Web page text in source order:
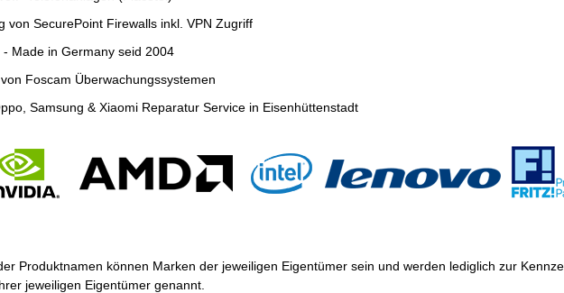
von SecurePoint Firewalls inkl. VPN Zugriff
Made in Germany seid 2004
Foscam Überwachungssystemen
Samsung & Xiaomi Reparatur Service in Eisenhüttenstadt
Produktnamen können Marken der jeweiligen Eigentümer sein und werden lediglich zur
jeweiligen Eigentümer genannt.